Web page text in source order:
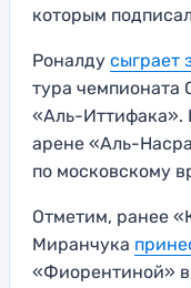
которым
Роналду сыграет
тура чемпионата
«Аль-Иттифака».
арене «Аль-
по московскому
Отметим, ранее
Миранчука
«Фиорентиной»